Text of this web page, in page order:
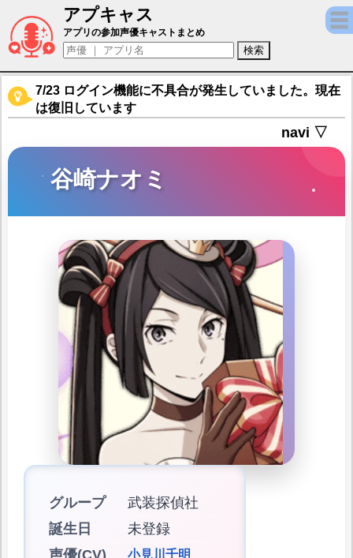
アプキャス
谷崎ナオミ（声優：小見川千明)【文豪スト
アプリの参加声優キャストまとめ
7/23 ログイン機能に不具合が発生していました。現在
は復旧しています
navi ▽
谷崎ナオミ
グループ
武装探偵社
誕生日
未登録
声優(CV)
小見川千明